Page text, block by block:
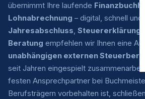
übernimmt Ihre laufende
Lohnabrechnung – digital, schnell und
Jahresabschluss, Steuererklärung
Beratung empfehlen wir Ihnen eine
unabhängigen externen
seit Jahren eingespielt
festen Ansprechpartner bei
Berufsträgern vorbehalten ist,